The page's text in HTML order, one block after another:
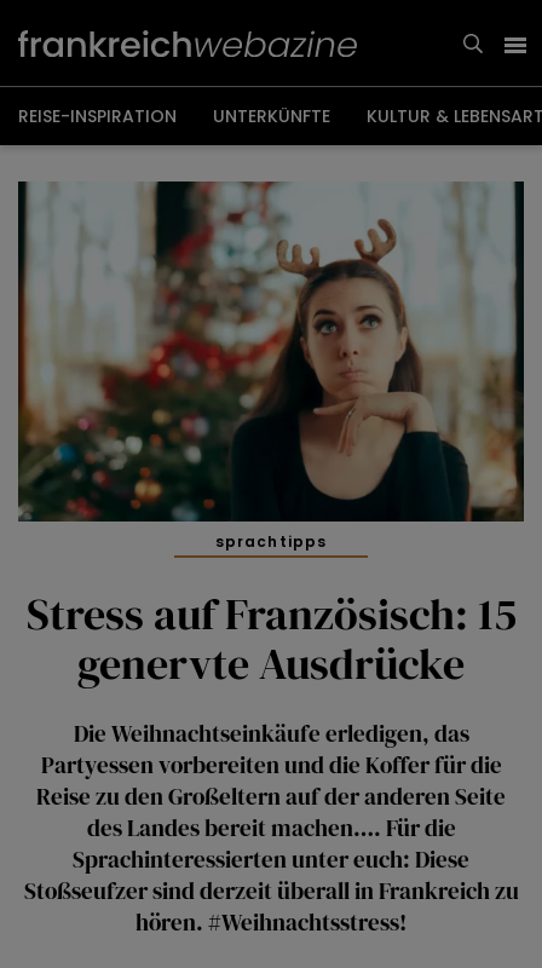
Inhalt
REISE-INSPIRATION UNTERKÜNFTE KULTUR &
sprachtipps
Stress auf Französisch: 15
genervte Ausdrücke
Die Weihnachtseinkäufe erledigen, das
Partyessen vorbereiten und die Koffer für die
Reise zu den Großeltern auf der anderen Seite
des Landes bereit machen…. Für die
Sprachinteressierten unter euch: Diese
Stoßseufzer sind derzeit überall in Frankreich zu
hören. #Weihnachtsstress!